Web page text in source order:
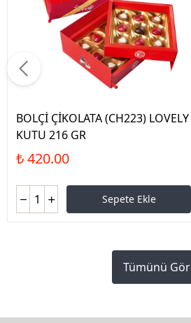
BOLÇİ ÇİKOLATA (CH223) LOVELY
KUTU 216 GR
₺ 420.00
Sepete Ekle
Tümünü Gör